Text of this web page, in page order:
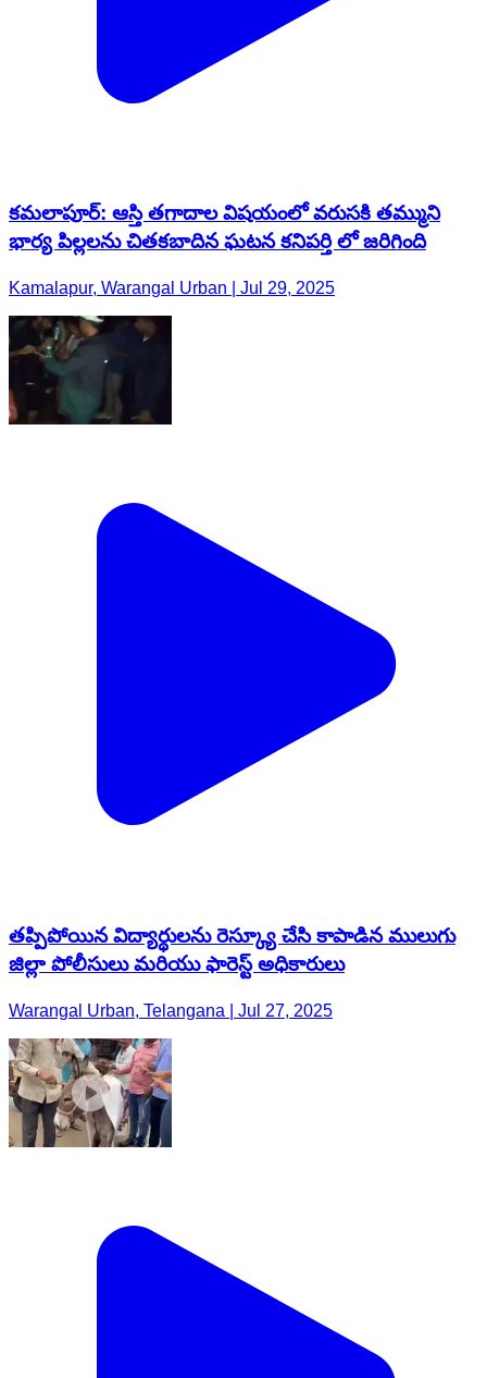
కమలాపూర్: ఆస్తి తగాదాల విషయంలో వరుసకి తమ్ముని
భార్య పిల్లలను చితకబాదిన ఘటన కనిపర్తి లో జరిగింది
Kamalapur, Warangal Urban | Jul 29, 2025
తప్పిపోయిన విద్యార్థులను రెస్క్యూ చేసి కాపాడిన ములుగు
జిల్లా పోలీసులు మరియు ఫారెస్ట్ అధికారులు
Warangal Urban, Telangana | Jul 27, 2025